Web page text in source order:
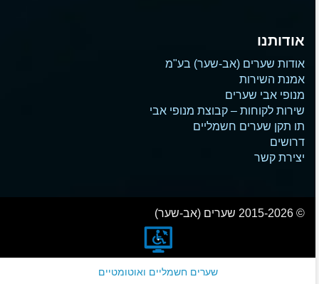
אודותנו
אודות שערים (אב-שער) בע"מ
אמנת השירות
מנופי אבי שערים
שירות לקוחות – קבוצת מנופי אבי
תו תקן שערים חשמליים
דרושים
יצירת קשר
© 2015-2026 שערים (אב-שער)
שערים חשמליים ואוטומטיים